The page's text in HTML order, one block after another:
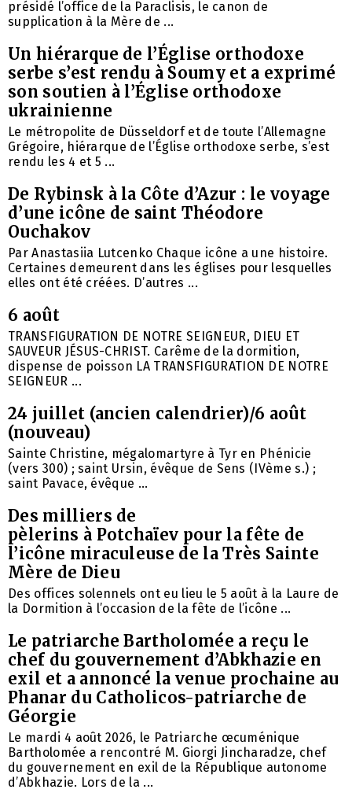
présidé l’office de la Paraclisis, le canon de
supplication à la Mère de ...
Un hiérarque de l’Église orthodoxe
serbe s’est rendu à Soumy et a exprimé
son soutien à l’Église orthodoxe
ukrainienne
Le métropolite de Düsseldorf et de toute l’Allemagne
Grégoire, hiérarque de l’Église orthodoxe serbe, s’est
rendu les 4 et 5 ...
De Rybinsk à la Côte d’Azur : le voyage
d’une icône de saint Théodore
Ouchakov
Par Anastasiia Lutcenko Chaque icône a une histoire.
Certaines demeurent dans les églises pour lesquelles
elles ont été créées. D’autres ...
6 août
TRANSFIGURATION DE NOTRE SEIGNEUR, DIEU ET
SAUVEUR JÉSUS-CHRIST. Carême de la dormition,
dispense de poisson LA TRANSFIGURATION DE NOTRE
SEIGNEUR ...
24 juillet (ancien calendrier)/6 août
(nouveau)
Sainte Christine, mégalomartyre à Tyr en Phénicie
(vers 300) ; saint Ursin, évêque de Sens (IVème s.) ;
saint Pavace, évêque ...
Des milliers de
pèlerins à Potchaïev pour la fête de
l’icône miraculeuse de la Très Sainte
Mère de Dieu
Des offices solennels ont eu lieu le 5 août à la Laure de
la Dormition à l’occasion de la fête de l’icône ...
Le patriarche Bartholomée a reçu le
chef du gouvernement d’Abkhazie en
exil et a annoncé la venue prochaine au
Phanar du Catholicos-patriarche de
Géorgie
Le mardi 4 août 2026, le Patriarche œcuménique
Bartholomée a rencontré M. Giorgi Jincharadze, chef
du gouvernement en exil de la République autonome
d’Abkhazie. Lors de la ...